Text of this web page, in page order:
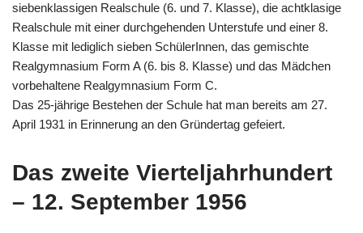
siebenklassigen Realschule (6. und 7. Klasse), die achtklasige
Realschule mit einer durchgehenden Unterstufe und einer 8.
Klasse mit lediglich sieben SchülerInnen, das gemischte
Realgymnasium Form A (6. bis 8. Klasse) und das Mädchen
vorbehaltene Realgymnasium Form C.
Das 25-jährige Bestehen der Schule hat man bereits am 27.
April 1931 in Erinnerung an den Gründertag gefeiert.
Das zweite Vierteljahrhundert
– 12. September 1956